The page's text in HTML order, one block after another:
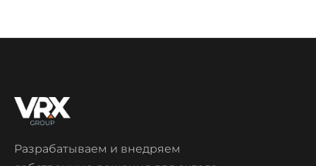
Разрабатываем и внедряем